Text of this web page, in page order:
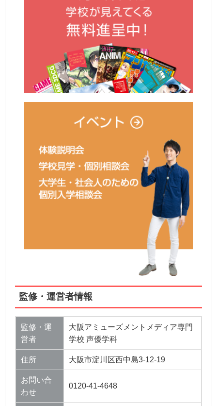
監修・運営者情報
監修・運
営者
大阪アミューズメントメディア専門
学校 声優学科
住所 大阪市淀川区西中島3-12-19
お問い合
わせ
0120-41-4648